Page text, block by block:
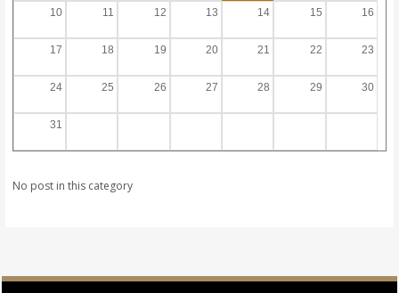
10 11 12 13 14 15 16
17 18 19 20 21 22 23
24 25 26 27 28 29 30
31
No post in this category